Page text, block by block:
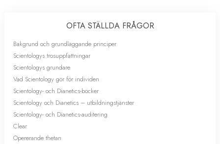
OFTA STÄLLDA FRÅGOR
Bakgrund och grundläggande principer
Scientologys trosuppfattningar
Scientologys grundare
Vad Scientology gör för individen
Scientology- och Dianetics-böcker
Scientology och Dianetics – utbildningstjänster
Scientology- och Dianetics-auditering
Clear
Opererande thetan